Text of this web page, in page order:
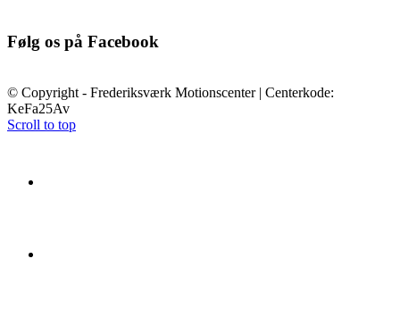
Følg os på Facebook
© Copyright - Frederiksværk Motionscenter | Centerkode:
KeFa25Av
Scroll to top